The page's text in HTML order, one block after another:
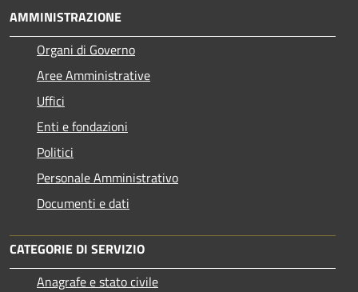
AMMINISTRAZIONE
Organi di Governo
Aree Amministrative
Uffici
Enti e fondazioni
Politici
Personale Amministrativo
Documenti e dati
CATEGORIE DI SERVIZIO
Anagrafe e stato civile